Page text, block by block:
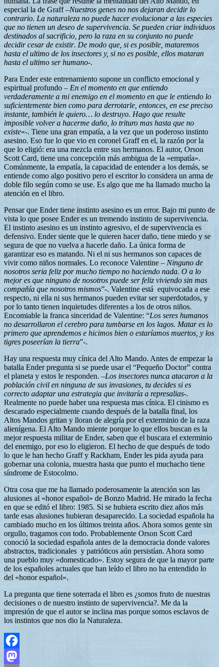
especial la de Graff –Nuestros genes no nos dejaran decidir lo
contrario. La naturaleza no puede hacer evolucionar a las especies
que no tienen un deseo de supervivencia. Se pueden criar individuos
destinados al sacrificio, pero la raza en su conjunto no puede
decidir cesar de existir. De modo que, si es posible, mataremos
hasta el ultimo de los insectores y, si no es posible, ellos mataran
hasta el ultimo ser humano-.
Para Ender este entrenamiento supone un conflicto emocional y
espiritual profundo – En el momento en que entiendo
verdaderamente a mi enemigo en el momento en que le entiendo lo
suficientemente bien como para derrotarle, entonces, en ese preciso
instante, también le quiero… lo destruyo. Hago que resulte
imposible volver a hacerme daño, lo trituro mas hasta que no
existe«-. Tiene una gran empatía, a la vez que un poderoso instinto
asesino. Eso fue lo que vio en coronel Graff en el, la razón por la
que lo eligió: era una mezcla entre sus hermanos. El autor, Orson
Scott Card, tiene una concepción más ambigua de la «empatía».
Comúnmente, la empatía, la capacidad de entender a los demás, se
entiende como algo positivo pero el escritor lo considera un arma de
doble filo según como se use. Es algo que me ha llamado mucho la
atención en el libro.
Pensar que Ender tiene instinto asesino es un error. Bajo mi punto de
vista lo que posee Ender es un tremendo instinto de supervivencia.
El instinto asesino es un instinto agresivo, el de supervivencia es
defensivo. Ender siente que le quieren hacer daño, tiene miedo y se
segura de que no vuelva a hacerle daño. La única forma de
garantizar eso es matando. Ni el ni sus hermanos son capaces de
vivir como niños normales. Lo reconoce Valentine – Ninguno de
nosotros seria feliz por mucho tiempo no haciendo nada. O a lo
mejor es que ninguno de nosotros puede ser feliz viviendo sin mas
compañía que nosotros mismos”-. Valentine está equivocada a ese
respecto, ni ella ni sus hermanos pueden evitar ser superdotados, y
por lo tanto tienen inquietudes diferentes a los de otros niños.
Encomiable la franca sinceridad de Valentine: “Los seres humanos
no desarrollaron el cerebro para tumbarse en los lagos. Matar es lo
primero que aprendemos e hicimos bien o estaríamos muertos, y los
tigres poseerían la tierra”-.
Hay una respuesta muy cínica del Alto Mando. Antes de empezar la
batalla Ender pregunta si se puede usar el “Pequeño Doctor” contra
el planeta y estos le responden. –Los insectores nunca atacaron a la
población civil en ninguna de sus invasiones, tu decides si es
correcto adaptar una estrategia que invitaría a represalias-.
Realmente no puede haber una respuesta mas cínica. El cinismo es
descarado especialmente cuando después de la batalla final, los
Altos Mandos gritan y lloran de alegría por el exterminio de la raza
alienígena. El Alto Mando miente porque lo que ellos buscan es la
mejor respuesta militar de Ender, saben que el buscara el exterminio
del enemigo, por eso lo eligieron. El hecho de que después de todo
lo que le han hecho Graff y Rackham, Ender les pida ayuda para
gobernar una colonia, muestra hasta que punto el muchacho tiene
síndrome de Estocolmo.
Otra cosa que me ha llamado poderosamente la atención son las
alusiones al «honor español» de Bonzo Madrid. He mirado la fecha
en que se editó el libro: 1985. Si se hubiera escrito diez años más
tarde esas alusiones hubieran desaparecido. La sociedad española ha
cambiado mucho en los últimos treinta años. Ahora somos gente sin
orgullo, tragamos con todo. Probablemente Orson Scott Card
conoció la sociedad española antes de la democracia donde valores
abstractos, tradicionales y patrióticos aún persistían. Ahora somo
una pueblo muy «domesticado». Estoy segura de que la mayor parte
de los españoles actuales que han leído el libro no ha entendido lo
del «honor español».
La pregunta que tiene soterrada el libro es ¿somos fruto de nuestras
decisiones o de nuestro instinto de supervivencia?. Me da la
impresión de que el autor se inclina mas porque somos esclavos de
los instintos que nos dio la Naturaleza.
Facebook